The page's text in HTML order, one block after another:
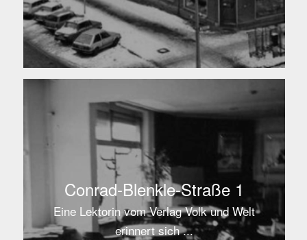
Conrad-Blenkle-Straße 1
Eine Lektorin vom Verlag Volk und Welt
erinnert sich ...